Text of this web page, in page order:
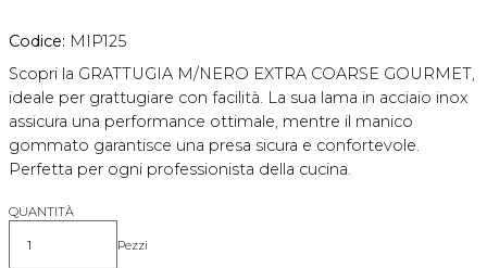
Codice: MIP125
Scopri la GRATTUGIA M/NERO EXTRA COARSE GOURMET,
ideale per grattugiare con facilità. La sua lama in acciaio inox
assicura una performance ottimale, mentre il manico
gommato garantisce una presa sicura e confortevole.
Perfetta per ogni professionista della cucina.
QUANTITÀ
Quantità Pezzi